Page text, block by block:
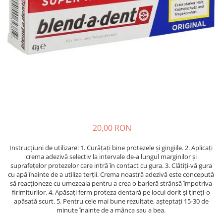
GEMURI
PASTE
SEMIPREPARATE
SOSURI
INĂLBITOR SI SOLUȚII PENTRU
INDEPĂRTAREA PETELOR
ODORIZANTE DE BAIE
ODORIZANTE DE CAMERĂ
20,00 RON
Instrucțiuni de utilizare: 1. Curățați bine protezele și gingiile.2. Aplicați
crema adezivă selectiv la intervale de-a lungul marginilor și
suprafețelor protezelor care intră în contact cu gura.3. Clătiți-vă gura
cu apă înainte de a utiliza terții.Crema noastră adezivă este concepută
să reacționeze cu umezeala pentru a crea o barieră strânsă împotriva
firimiturilor.4. Apăsați ferm proteza dentară pe locul dorit și țineți-o
apăsată scurt. 5. Pentru cele mai bune rezultate, așteptați 15-30 de
minute înainte de a mânca sau a bea.